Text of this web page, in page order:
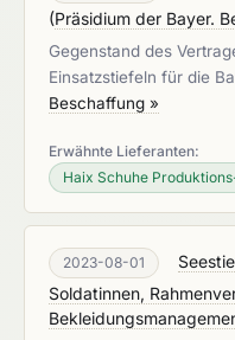
(Präsidium der Bayer.
Gegenstand des
Einsatzstiefeln für die
Beschaffung »
Erwähnte Lieferanten:
Haix Schuhe
2023-08-01
Soldatinnen,